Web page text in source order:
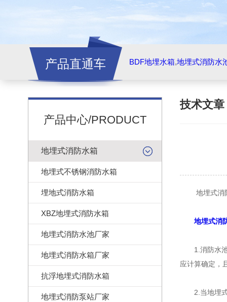
产品直通车 BDF地埋水箱,地埋式消防水
产品中心/PRODUCT
地埋式消防水箱
地埋式不锈钢消防水箱
埋地式消防水箱
XBZ地埋式消防水箱
地埋式消防水池厂家
地埋式消防水箱厂家
抗浮地埋式消防水箱
地埋式消防泵站厂家
技术文章
地埋式消防
地埋式消
1.消防水池
应计算确定，
2.当地埋式